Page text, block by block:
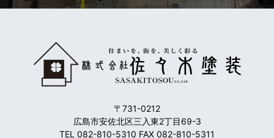
〒731-0212
広島市安佐北区三入東2丁目69-3
TEL 082-810-5310 FAX 082-810-5311